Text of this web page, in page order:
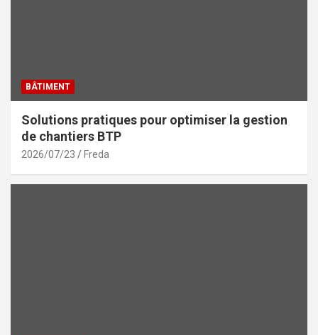
BÂTIMENT
Solutions pratiques pour optimiser la gestion
de chantiers BTP
2026/07/23 Freda